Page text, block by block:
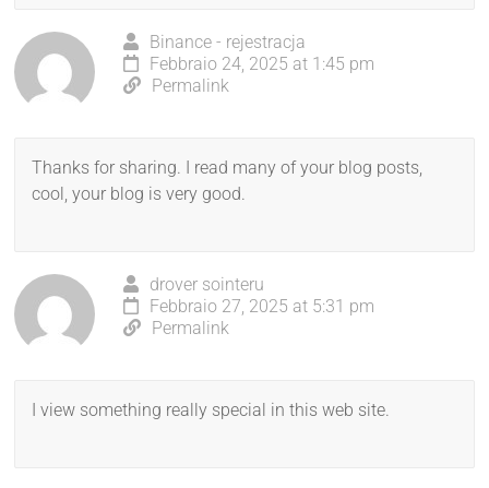
Binance - rejestracja
Febbraio 24, 2025 at 1:45 pm
Permalink
Thanks for sharing. I read many of your blog posts,
cool, your blog is very good.
drover sointeru
Febbraio 27, 2025 at 5:31 pm
Permalink
I view something really special in this web site.